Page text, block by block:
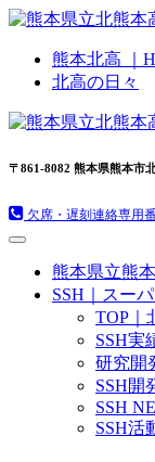
熊本北高 ｜
北高の日々
〒861-8082 熊本県熊本市
欠席・遅刻連絡専用
熊本県立熊
SSH｜スー
TOP｜
SSH実
研究開
SSH開
SSH
SSH活